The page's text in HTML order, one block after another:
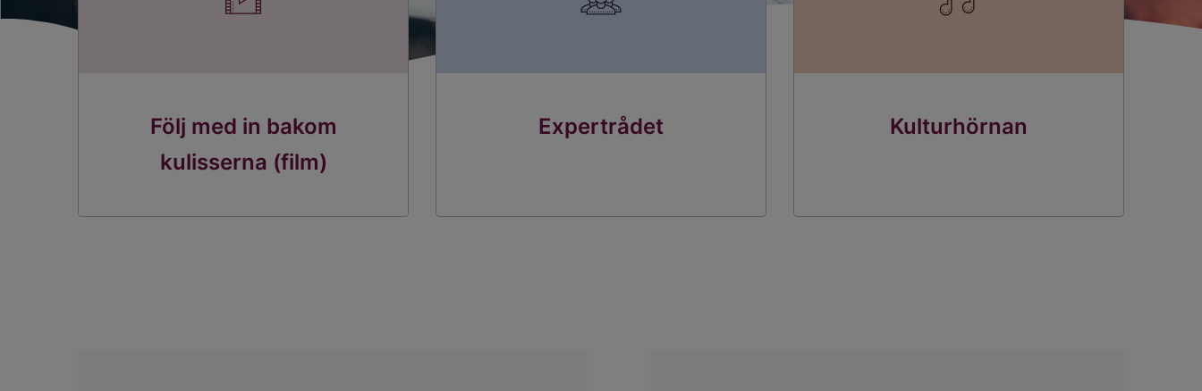
Följ med in bakom
kulisserna (film)
Expertrådet Kulturhörnan